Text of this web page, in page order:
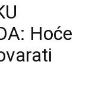
Hoće